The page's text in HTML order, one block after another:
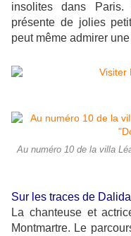
insolites dans
présente de jolies
peut même admirer
Au numéro 10 de la villa
Sur les traces de Dalida
La chanteuse et
Montmartre. Le